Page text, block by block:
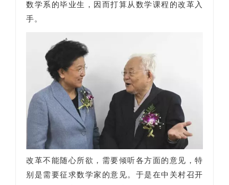
数学系的毕业生，因而打算从数学课程的改革入
手。
改革不能随心所欲，需要倾听各方面的意见，特
别是需要征求数学家的意见。于是在中关村召开